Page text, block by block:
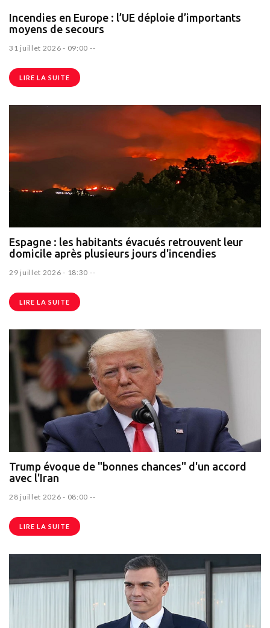
Incendies en Europe : l’UE déploie d’importants
moyens de secours
31 juillet 2026 - 09:00 --
LIRE LA SUITE
Espagne : les habitants évacués retrouvent leur
domicile après plusieurs jours d'incendies
29 juillet 2026 - 18:30 --
LIRE LA SUITE
Trump évoque de "bonnes chances" d'un accord
avec l'Iran
28 juillet 2026 - 08:00 --
LIRE LA SUITE